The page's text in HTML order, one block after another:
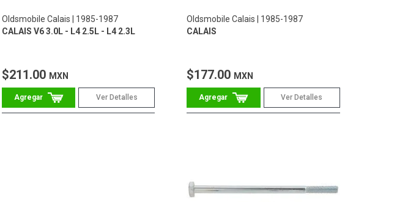
Oldsmobile Calais
1985-1987
CALAIS V6 3.0L - L4 2.5L - L4 2.3L
$211.00 MXN
Ver Detalles
Oldsmobile Calais
1985-1987
CALAIS
$177.00 MXN
Ver Detalles